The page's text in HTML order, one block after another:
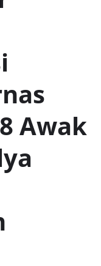
Awak